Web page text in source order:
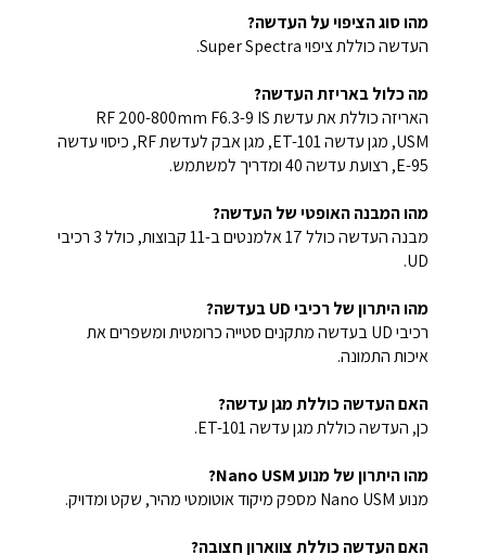
מהו סוג הציפוי על העדשה?
העדשה כוללת ציפוי Super Spectra.
מה כלול באריזת העדשה?
האריזה כוללת את עדשת RF 200-800mm F6.3-9 IS
USM, מגן עדשה ET-101, מגן אבק לעדשת RF, כיסוי עדשה
E-95, רצועת עדשה 40 ומדריך למשתמש.
מהו המבנה האופטי של העדשה?
מבנה העדשה כולל 17 אלמנטים ב-11 קבוצות, כולל 3 רכיבי
UD.
מהו היתרון של רכיבי UD בעדשה?
רכיבי UD בעדשה מתקנים סטייה כרומטית ומשפרים את
איכות התמונה.
האם העדשה כוללת מגן עדשה?
כן, העדשה כוללת מגן עדשה ET-101.
מהו היתרון של מנוע Nano USM?
מנוע Nano USM מספק מיקוד אוטומטי מהיר, שקט ומדויק.
האם העדשה כוללת צווארון חצובה?